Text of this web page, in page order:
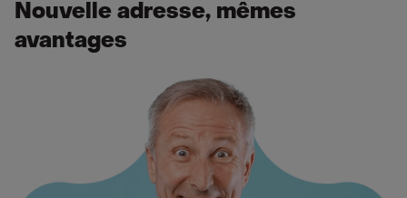
Nouvelle adresse, mêmes
avantages